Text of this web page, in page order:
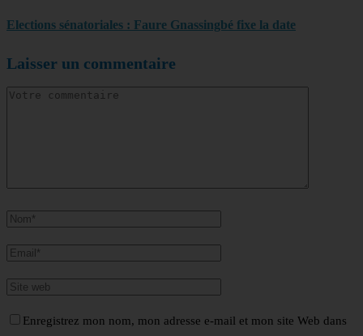
Elections sénatoriales : Faure Gnassingbé fixe la date
Laisser un commentaire
Enregistrez mon nom, mon adresse e-mail et mon site Web dans